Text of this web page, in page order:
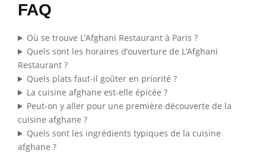
FAQ
Où se trouve L’Afghani Restaurant à Paris ?
Quels sont les horaires d’ouverture de L’Afghani
Restaurant ?
Quels plats faut-il goûter en priorité ?
La cuisine afghane est-elle épicée ?
Peut-on y aller pour une première découverte de la
cuisine afghane ?
Quels sont les ingrédients typiques de la cuisine
afghane ?